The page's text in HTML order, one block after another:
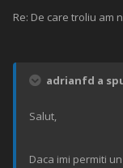
Re: De care troliu am
adrianfd a
Salut,
Daca imi permiti